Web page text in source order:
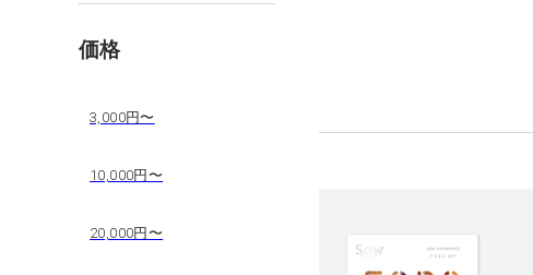
価格
3,000円〜
10,000円〜
20,000円〜